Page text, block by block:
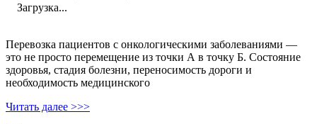
Загрузка...
Перевозка пациентов с онкологическими заболеваниями —
это не просто перемещение из точки А в точку Б. Состояние
здоровья, стадия болезни, переносимость дороги и
необходимость медицинского
Читать далее >>>